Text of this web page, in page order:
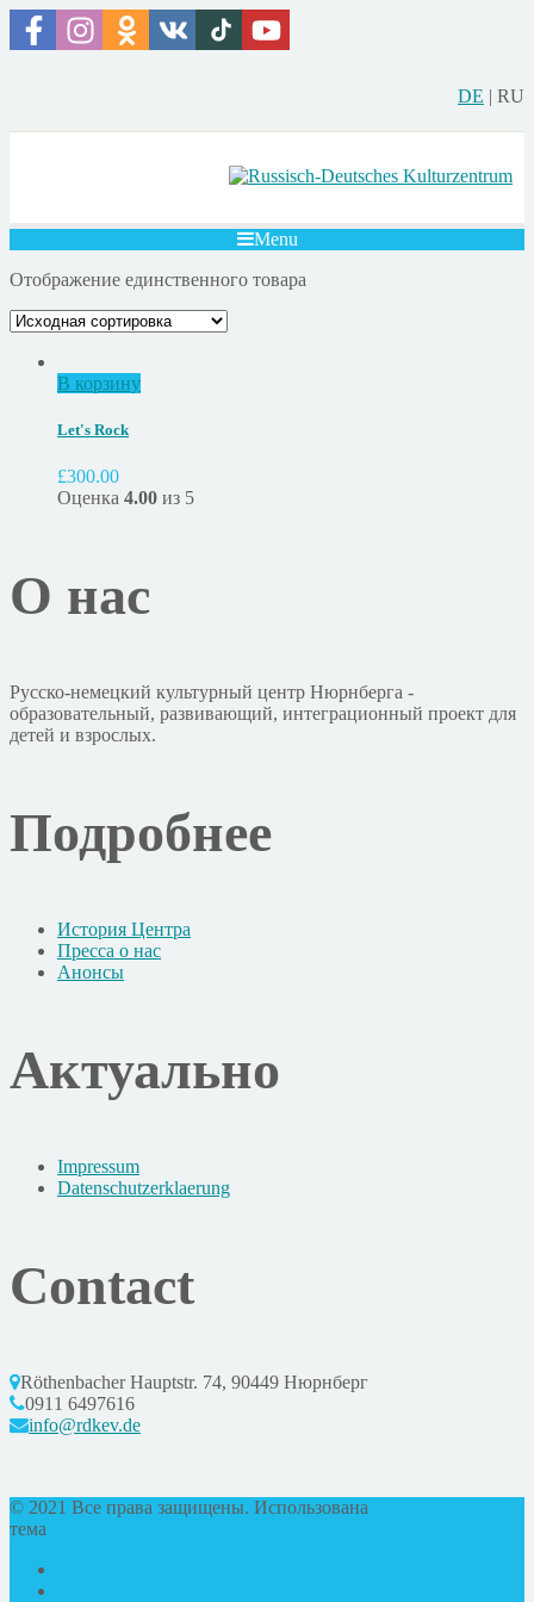
DE | RU
Menu
Отображение единственного товара
В корзину
Let's Rock
£300.00
Оценка 4.00 из 5
О нас
Русско-немецкий культурный центр Нюрнберга -
образовательный, развивающий, интеграционный проект для
детей и взрослых.
Подробнее
История Центра
Пресса о нас
Анонсы
Актуально
Impressum
Datenschutzerklaerung
Contact
Röthenbacher Hauptstr. 74, 90449 Нюрнберг
0911 6497616
info@rdkev.de
© 2021 Все права защищены. Использована
тема